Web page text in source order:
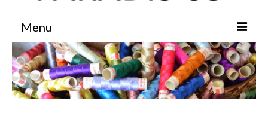
Menu
Accueil
Boutique